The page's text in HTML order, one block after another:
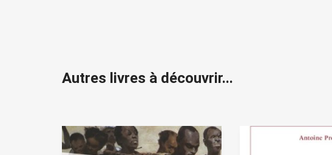
Autres livres à découvrir...